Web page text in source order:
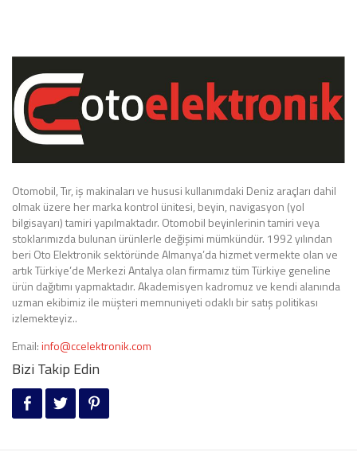
Otomobil, Tır, iş makinaları ve hususi kullanımdaki Deniz araçları dahil
olmak üzere her marka kontrol ünitesi, beyin, navigasyon (yol
bilgisayarı) tamiri yapılmaktadır. Otomobil beyinlerinin tamiri veya
stoklarımızda bulunan ürünlerle değişimi mümkündür. 1992 yılından
beri Oto Elektronik sektöründe Almanya’da hizmet vermekte olan ve
artık Türkiye’de Merkezi Antalya olan firmamız tüm Türkiye geneline
ürün dağıtımı yapmaktadır. Akademisyen kadromuz ve kendi alanında
uzman ekibimiz ile müşteri memnuniyeti odaklı bir satış politikası
izlemekteyiz..
Email:info@ccelektronik.com
Bizi Takip Edin